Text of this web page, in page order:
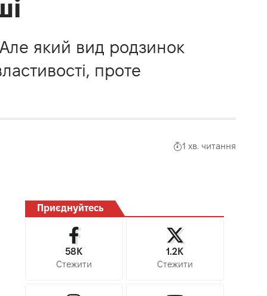
Але який вид родзинок
проте
1 хв. читання
Приєднуйтесь
58K
Стежити
1.2K
Стежити